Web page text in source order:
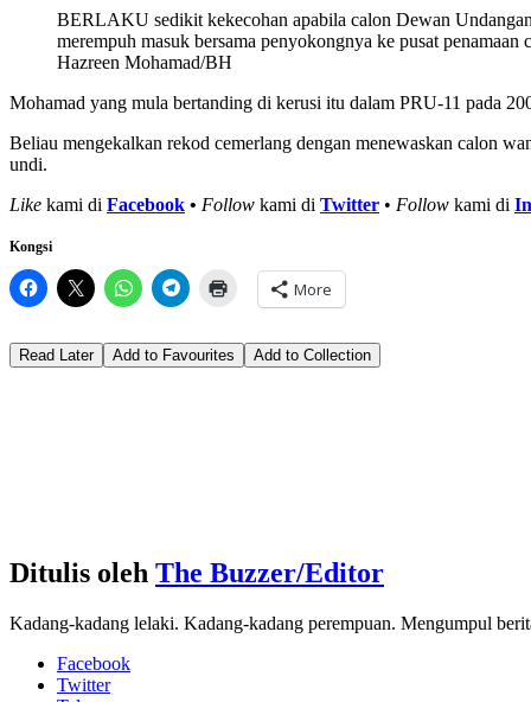
BERLAKU sedikit kekecohan apabila calon Dewan
merempuh masuk bersama penyokongnya ke pusat
Hazreen Mohamad/BH
Mohamad yang mula bertanding di kerusi itu dalam PRU-11 pada
Beliau mengekalkan rekod cemerlang dengan menewaskan calon
undi.
Like kami di Facebook • Follow kami di Twitter • Follow kami di
Kongsi
More
Read Later Add to Favourites Add to Collection
Ditulis oleh The Buzzer/Editor
Kadang-kadang lelaki. Kadang-kadang perempuan. Mengumpul
Facebook
Twitter